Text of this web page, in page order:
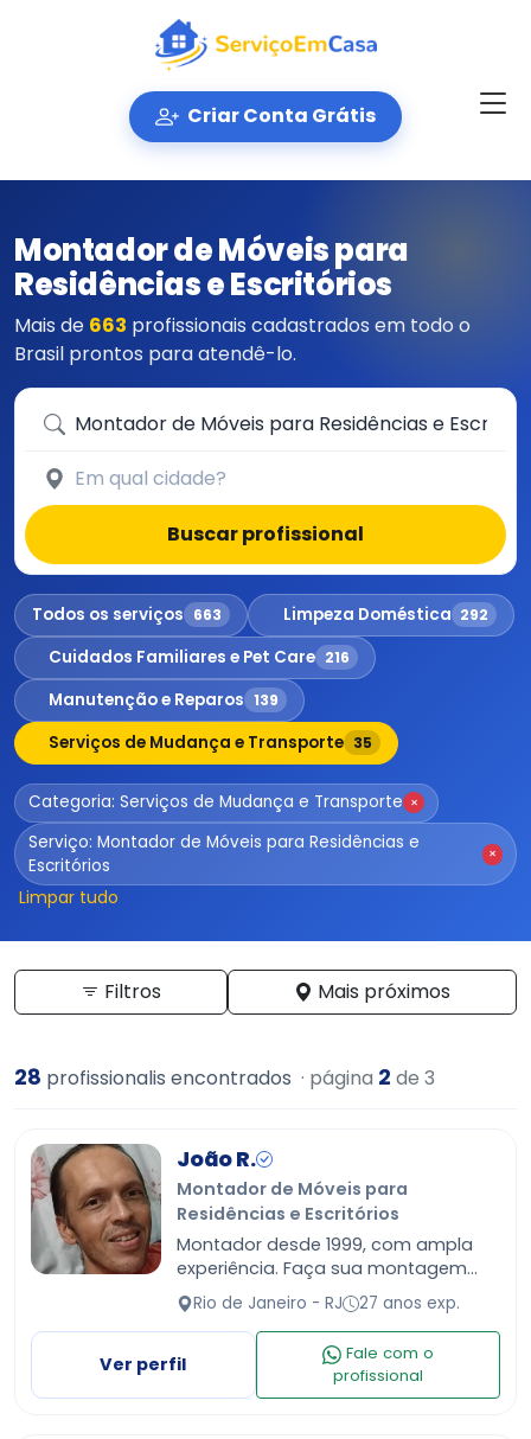
Criar Conta Grátis
Montador de Móveis para
Residências e Escritórios
Mais de 663 profissionais cadastrados em todo o
Brasil prontos para atendê-lo.
Que serviço você precisa?
Em qual cidade?
Buscar profissional
Todos os serviços 663 Limpeza Doméstica 292
Cuidados Familiares e Pet Care 216
Manutenção e Reparos 139
Serviços de Mudança e Transporte 35
Categoria: Serviços de Mudança e Transporte ×
Serviço: Montador de Móveis para Residências e
Escritórios
×
Limpar tudo
Filtros Mais próximos
28 profissionalis encontrados · página 2 de 3
João R.
Montador de Móveis para
Residências e Escritórios
Montador desde 1999, com ampla
experiência. Faça sua montagem
sempre com um profissional.
Rio de Janeiro - RJ 27 anos exp.
Ver perfil
Fale com o
profissional